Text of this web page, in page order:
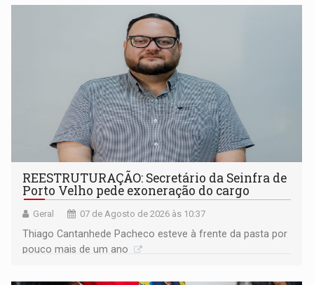
REESTRUTURAÇÃO: Secretário da Seinfra de
Porto Velho pede exoneração do cargo
Geral 07 de Agosto de 2026 às 10:37
Thiago Cantanhede Pacheco esteve à frente da pasta por
pouco mais de um ano